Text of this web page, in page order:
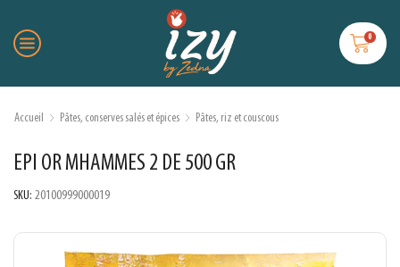
0
Accueil Pâtes, conserves salés et épices Pâtes, riz et couscous
EPI OR MHAMMES 2 DE 500 GR
SKU: 20100999000019